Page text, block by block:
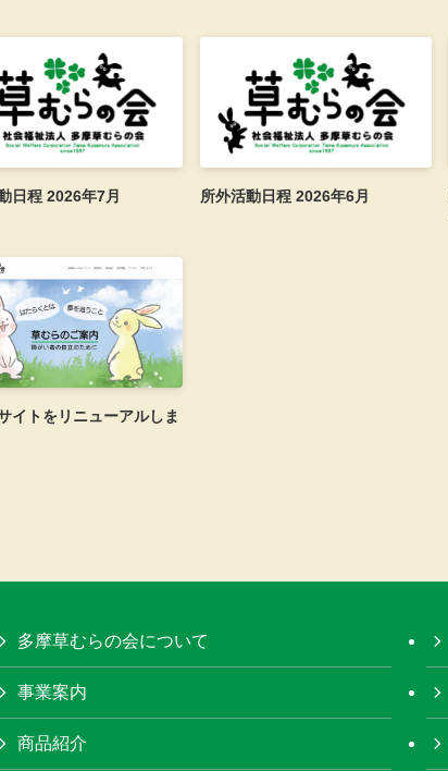
日程 2026年7月 所外活動日程 2026年6月
イトをリニューアルしま
多摩草むらの会について
事業案内
商品紹介